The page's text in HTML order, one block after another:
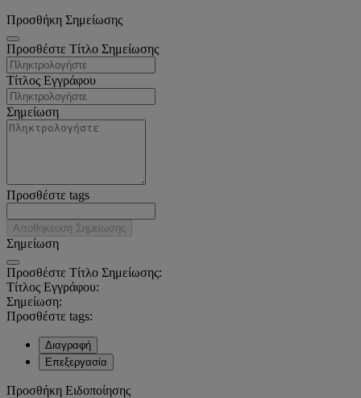
Προσθήκη Σημείωσης
Προσθέστε Τίτλο Σημείωσης
Τίτλος Εγγράφου
Σημείωση
Προσθέστε tags
Αποθήκευση Σημείωσης
Σημείωση
Προσθέστε Τίτλο Σημείωσης:
Τίτλος Εγγράφου:
Σημείωση:
Προσθέστε tags:
Διαγραφή
Επεξεργασία
Προσθήκη Ειδοποίησης